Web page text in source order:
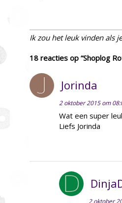
Ik zou het leuk vinden als
18 reacties op “Shoplog
Jorinda
2 oktober 2015 om
Wat een super
Liefs Jorinda
2 oktober